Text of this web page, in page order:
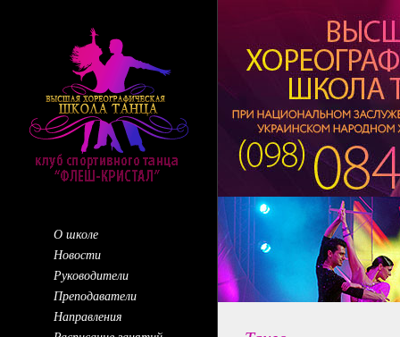
О школе
Новости
Руководители
Преподаватели
Направления